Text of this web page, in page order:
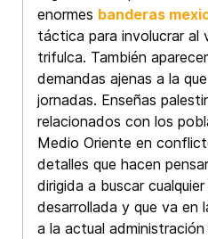
enormes banderas
táctica para involucrar al
trifulca. También
demandas ajenas a la
jornadas. Enseñas
relacionados con los
Medio Oriente en
detalles que hacen
dirigida a buscar
desarrollada y que va en
a la actual